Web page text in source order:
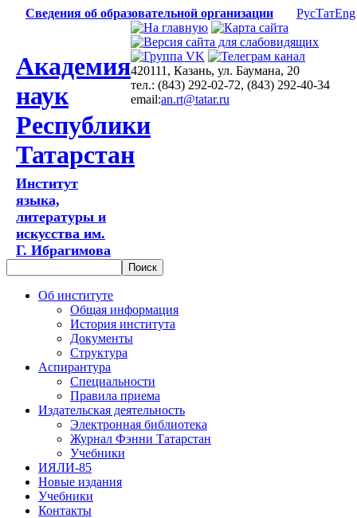
Сведения об образовательной организации РусТатEng
Академия
наук
Республики
Татарстан
Институт
языка,
литературы и
искусства им.
Г. Ибрагимова
420111, Казань, ул. Баумана, 20
тел.: (843) 292-02-72, (843) 292-40-34
email:an.rt@tatar.ru
Об институте
Общая информация
История института
Документы
Структура
Аспирантура
Специальности
Правила приема
Издательская деятельность
Электронная библиотека
Журнал Фэнни Татарстан
Учебники
ИЯЛИ-85
Новые издания
Учебники
Контакты